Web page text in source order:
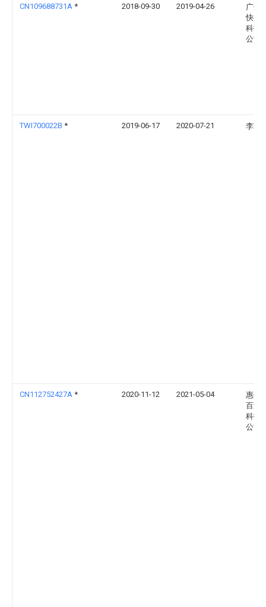
CN109688731A * 2018-09-30 2019-04-26
广州
快捷
科技
公司
TWI700022B * 2019-06-17 2020-07-21 李家
CN112752427A * 2020-11-12 2021-05-04
惠州
百泽
科技
公司